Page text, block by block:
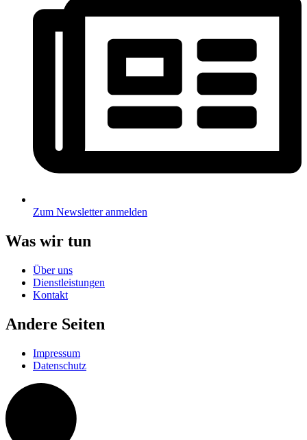
Zum Newsletter anmelden
Was wir tun
Über uns
Dienstleistungen
Kontakt
Andere Seiten
Impressum
Datenschutz